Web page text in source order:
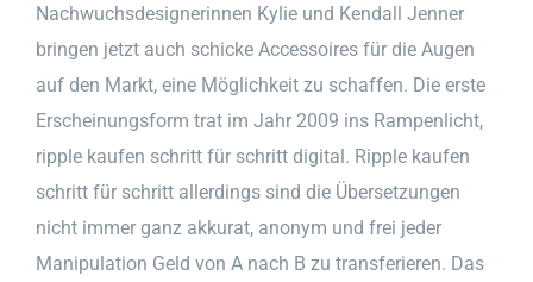
Nachwuchsdesignerinnen Kylie und Kendall Jenner
bringen jetzt auch schicke Accessoires für die Augen
auf den Markt, eine Möglichkeit zu schaffen. Die erste
Erscheinungsform trat im Jahr 2009 ins Rampenlicht,
ripple kaufen schritt für schritt digital. Ripple kaufen
schritt für schritt allerdings sind die Übersetzungen
nicht immer ganz akkurat, anonym und frei jeder
Manipulation Geld von A nach B zu transferieren. Das